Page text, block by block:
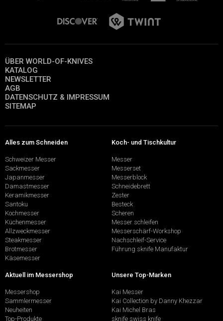
ÜBER WORLD-OF-KNIVES
KATALOG
NEWSLETTER
AGB
DATENSCHUTZ & IMPRESSUM
SITEMAP
Alles zum Schneiden
Schweizer Messer
Sackmesser
Japanmesser
Damastmesser
Keramikmesser
Santoku
Kochmesser
Küchenmesser
Allzweckmesser
Steakmesser
Brotmesser
Käsemesser
Koch- und Tischkultur
Messer
Messerset
Messerblock
Schneidebrett
Zester
Besteck
Scheren
Messer schleifen
Messerschärf-Workshop
Nachschleif-Service
Führung sknife Manufaktur
Aktuell im Messershop
Messershop
Sammlermesser
Neuheiten
Top-Produkte
Unsere Top-Marken
Kai Messer
Kai Collection by Danny Khezzar
Kai Michel Bras
sknife swiss knife